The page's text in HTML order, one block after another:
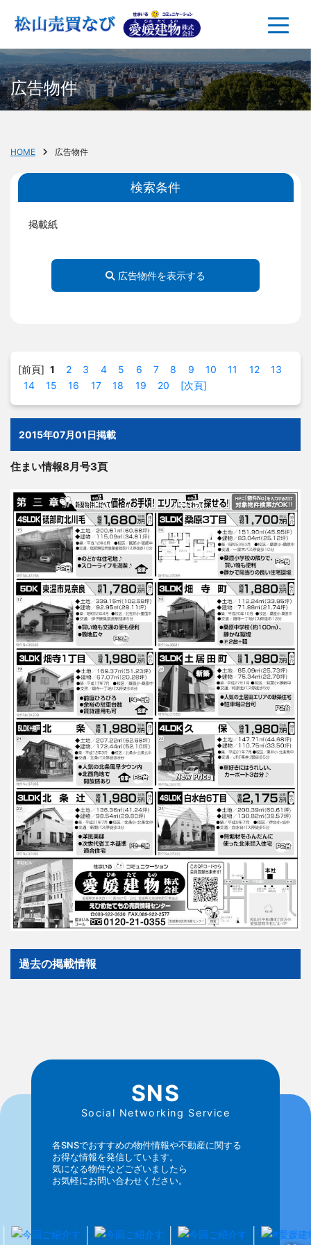
広告物件
HOME 広告物件
検索条件
掲載紙
広告物件を表示する
[前頁] 1 2 3 4 5 6 7 8 9 10 11 12
13
14
15 16 17 18 19 20 [次頁]
過去の掲載情報
2015年07月01日掲載
住まい情報8月号3頁
SNS
Social Networking Service
各SNSでおすすめの物件情報や不動産に関する
お得な情報を発信しています。
気になる物件などございましたら
お気軽にお問い合わせください。